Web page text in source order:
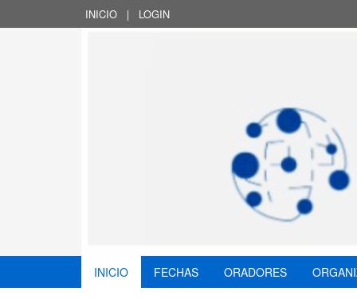
INICIO | LOGIN
INICIO FECHAS ORADORES